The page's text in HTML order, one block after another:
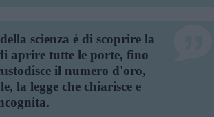
scienza è di scoprire la
aprire tutte le porte, fino
il numero d'oro,
la legge che chiarisce e